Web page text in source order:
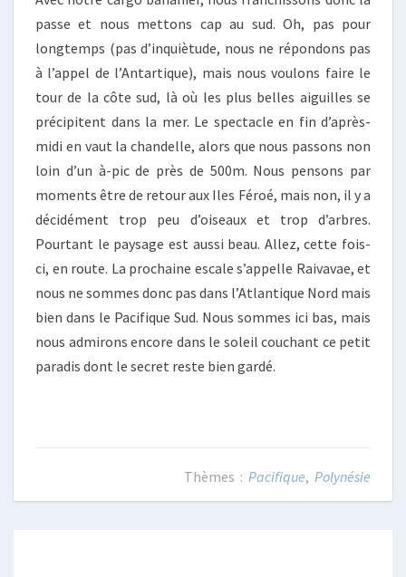
passe et nous mettons cap au sud. Oh, pas pour
longtemps (pas d’inquiètude, nous ne répondons pas
à l’appel de l’Antartique), mais nous voulons faire le
tour de la côte sud, là où les plus belles aiguilles se
précipitent dans la mer. Le spectacle en fin d’après-
midi en vaut la chandelle, alors que nous passons non
loin d’un à-pic de près de 500m. Nous pensons par
moments être de retour aux Iles Féroé, mais non, il y a
décidément trop peu d’oiseaux et trop d’arbres.
Pourtant le paysage est aussi beau. Allez, cette fois-
ci, en route. La prochaine escale s’appelle Raivavae, et
nous ne sommes donc pas dans l’Atlantique Nord mais
bien dans le Pacifique Sud. Nous sommes ici bas, mais
nous admirons encore dans le soleil couchant ce petit
paradis dont le secret reste bien gardé.
Pacifique, Polynésie